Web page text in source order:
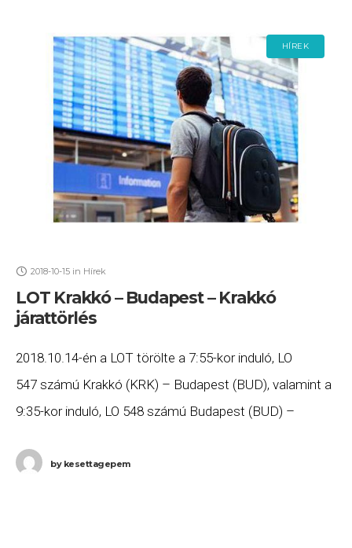
HÍREK
2018-10-15 in Hírek
LOT Krakkó – Budapest – Krakkó
járattörlés
2018.10.14-én a LOT törölte a 7:55-kor induló, LO
547 számú Krakkó (KRK) – Budapest (BUD), valamint a
9:35-kor induló, LO 548 számú Budapest (BUD) –
bykesettagepem